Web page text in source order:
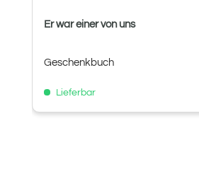
Er war einer von uns
Geschenkbuch
Lieferbar